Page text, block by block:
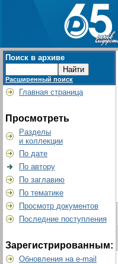
Поиск в архиве
Расширенный поиск
Главная страница
Просмотреть
Разделы
и коллекции
По дате
По автору
По заглавию
По тематике
Просмотр документов
Последние поступления
Зарегистрированным:
Обновления на e-mail